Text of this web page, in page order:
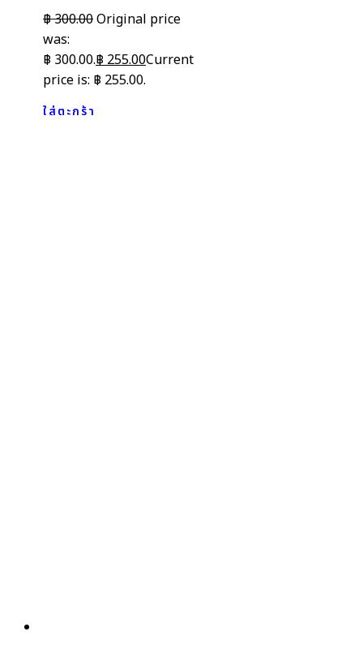
฿300.00Original price
was:
฿ 300.00.฿ 255.00Current
price is: ฿ 255.00.
ใส่ตะกร้า